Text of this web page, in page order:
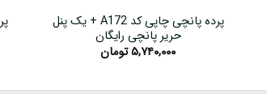
پرده پانچی چاپی کد A172 + یک پنل
حریر پانچی رایگان
۵,۷۴۰,۰۰۰تومان